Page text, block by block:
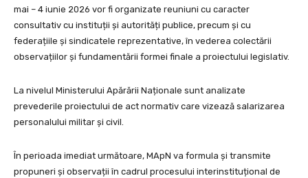
mai – 4 iunie 2026 vor fi organizate reuniuni cu caracter
consultativ cu instituții și autorități publice, precum și cu
federațiile și sindicatele reprezentative, în vederea colectării
observațiilor și fundamentării formei finale a proiectului legislativ.
La nivelul Ministerului Apărării Naționale sunt analizate
prevederile proiectului de act normativ care vizează salarizarea
personalului militar și civil.
În perioada imediat următoare, MApN va formula și transmite
propuneri și observații în cadrul procesului interinstituțional de